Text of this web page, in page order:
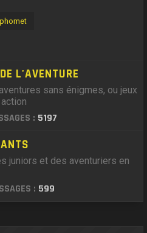
L'AVENTURE
sans énigmes, ou jeux
: 5197
juniors et des aventuriers en
: 599